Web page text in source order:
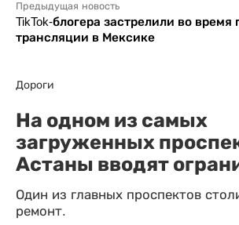
Предыдущая новость
TikTok-блогера застрелили во время
трансляции в Мексике
Дороги
На одном из самых
загруженных
Астаны вводят
Один из главных проспектов
ремонт.